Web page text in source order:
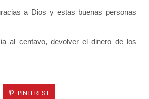
a Dios y estas buenas personas
al centavo, devolver el dinero de los
PINTEREST